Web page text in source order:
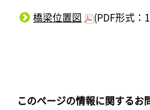
橋梁位置図
(PDF形式：
このページの情報に関するお